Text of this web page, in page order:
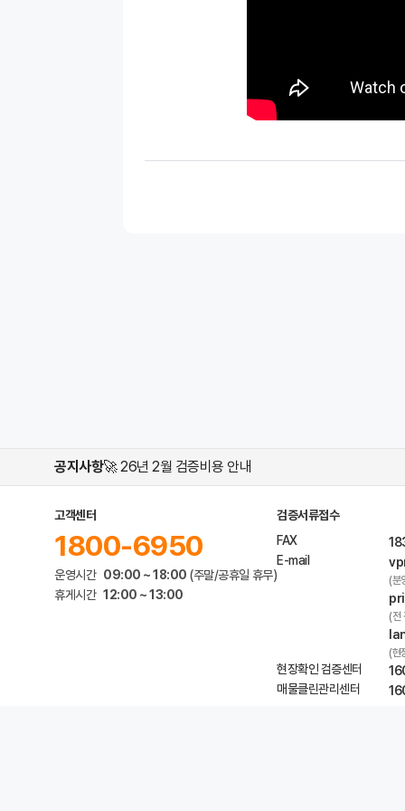
공지사항🚀 26년 2월 검증비용 안내
고객센터
1800-6950
운영시간 09:00 ~ 18:00 (주말/공휴일 휴무)
휴게시간 12:00 ~ 13:00
검증서류접수
FAX
E-mail
(분
(전
(현
현장확인 검증센터
매물클린관리센터